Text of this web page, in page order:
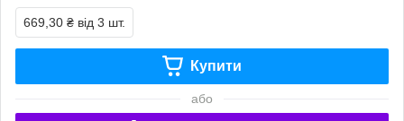
669,30 ₴ від 3 шт.
Купити
або